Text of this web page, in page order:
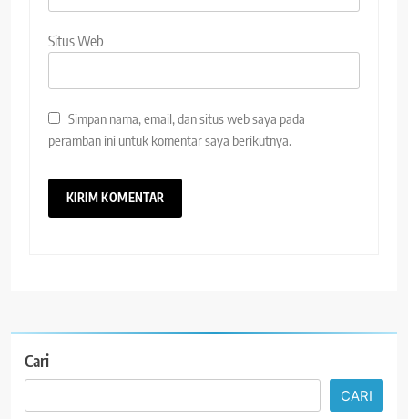
Situs Web
Simpan nama, email, dan situs web saya pada
peramban ini untuk komentar saya berikutnya.
Cari
CARI